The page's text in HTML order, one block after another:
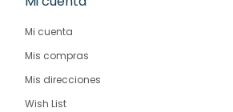
Mi cuenta
Mis compras
Mis direcciones
Wish List